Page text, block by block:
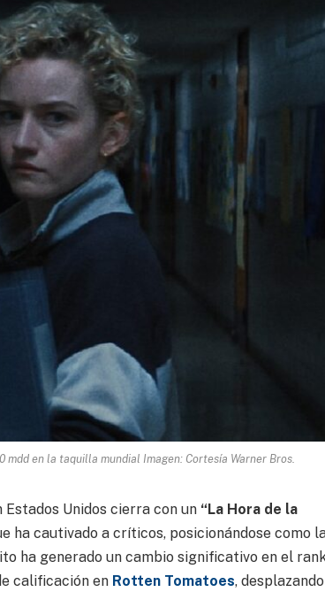
mdd en la taquilla mundial Imagen: Cortesía Warner Bros.
Unidos cierra con un “La Hora de la
ha cautivado a críticos, posicionándose como
ha generado un cambio significativo en el
calificación en Rotten Tomatoes,